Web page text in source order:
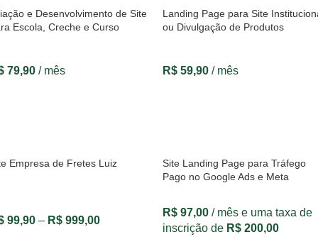
e Desenvolvimento de Site
Escola, Creche e Curso
79,90 / mês
Landing Page para Site
ou Divulgação de Produtos
R$ 59,90 / mês
Empresa de Fretes Luiz
99,90 – R$ 999,00
Site Landing Page para Tráfego
Pago no Google Ads e Meta
R$ 97,00 / mês e uma taxa de
inscrição de R$ 200,00